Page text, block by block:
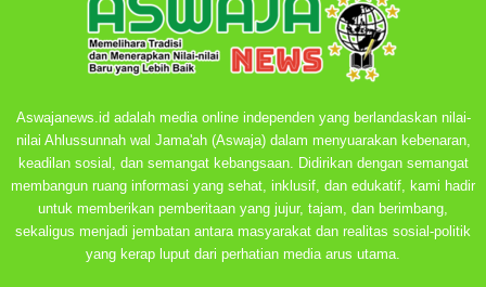
Aswajanews.id adalah media online independen yang berlandaskan nilai-
nilai Ahlussunnah wal Jama'ah (Aswaja) dalam menyuarakan kebenaran,
keadilan sosial, dan semangat kebangsaan. Didirikan dengan semangat
membangun ruang informasi yang sehat, inklusif, dan edukatif, kami hadir
untuk memberikan pemberitaan yang jujur, tajam, dan berimbang,
sekaligus menjadi jembatan antara masyarakat dan realitas sosial-politik
yang kerap luput dari perhatian media arus utama.